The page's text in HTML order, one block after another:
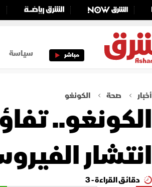
مباشر سياسة
أخبار صحة الكونغو
الكونغو..
انتشار
دقائق القراءة - 3